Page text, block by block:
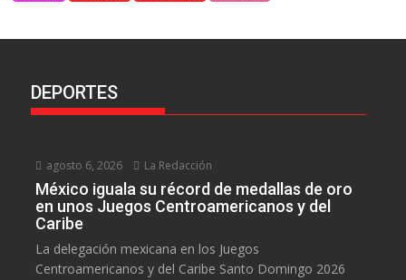
DEPORTES
agosto 6, 2026 La Redacción
México iguala su récord de medallas de oro
en unos Juegos Centroamericanos y del
Caribe
La delegación mexicana en los Juegos
Centroamericanos y del Caribe Santo Domingo 2026